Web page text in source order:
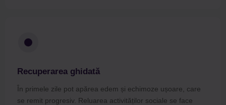
Recuperarea ghidată
În primele zile pot apărea edem și echimoze ușoare, care
se remit progresiv. Reluarea activităților sociale se face